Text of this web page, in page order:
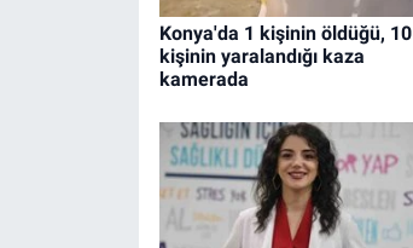
Konya'da 1 kişinin öldüğü, 10
kişinin yaralandığı kaza
kamerada